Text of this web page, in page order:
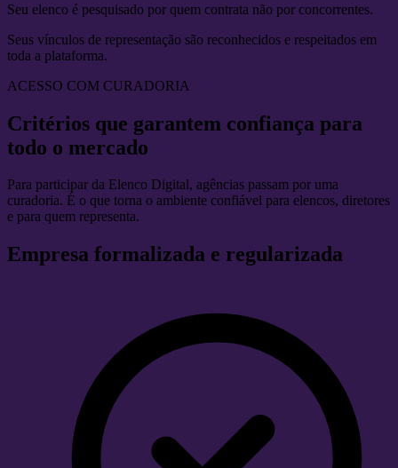
Seu elenco é pesquisado por quem contrata não por concorrentes.
Seus vínculos de representação são reconhecidos e respeitados em
toda a plataforma.
ACESSO COM CURADORIA
Critérios que garantem confiança para
todo o mercado
Para participar da Elenco Digital, agências passam por uma
curadoria. É o que torna o ambiente confiável para elencos, diretores
e para quem representa.
Empresa formalizada e regularizada